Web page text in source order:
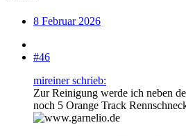
8 Februar 2026
#46
mireiner schrieb:
Zur Reinigung werde ich neben
noch 5 Orange Track